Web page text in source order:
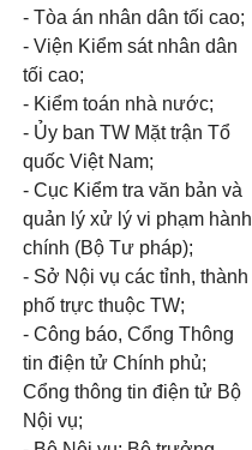
- Tòa án nhân dân tối cao;
- Viện Kiểm sát nhân dân
tối cao;
- Kiểm toán nhà nước;
- Ủy ban TW Mặt trận Tổ
quốc Việt Nam;
- Cục Kiểm tra văn bản và
quản lý xử lý vi phạm hành
chính (Bộ Tư pháp);
- Sở Nội vụ các tỉnh, thành
phố trực thuộc TW;
- Công báo, Cổng Thông
tin điện tử Chính phủ;
Cổng thông tin điện tử Bộ
Nội vụ;